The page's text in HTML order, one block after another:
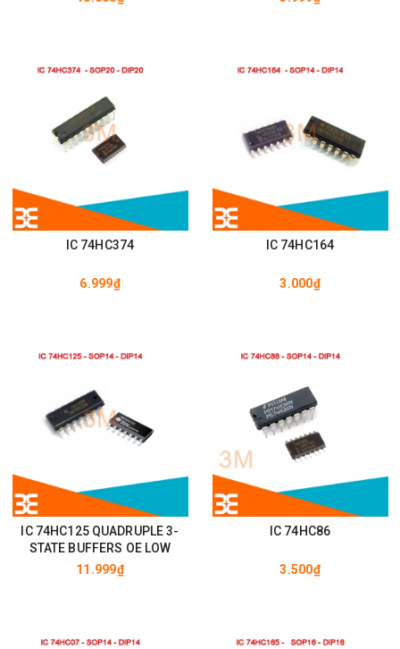
IC 74HC374
6.999₫
IC 74HC164
3.000₫
IC 74HC125 QUADRUPLE 3-
STATE BUFFERS OE LOW
11.999₫
IC 74HC86
3.500₫